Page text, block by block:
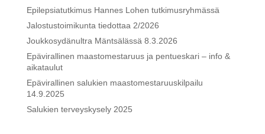
Epilepsiatutkimus Hannes Lohen tutkimusryhmässä
Jalostustoimikunta tiedottaa 2/2026
Joukkosydänultra Mäntsälässä 8.3.2026
Epävirallinen maastomestaruus ja pentueskari – info &
aikataulut
Epävirallinen salukien maastomestaruuskilpailu
14.9.2025
Salukien terveyskysely 2025